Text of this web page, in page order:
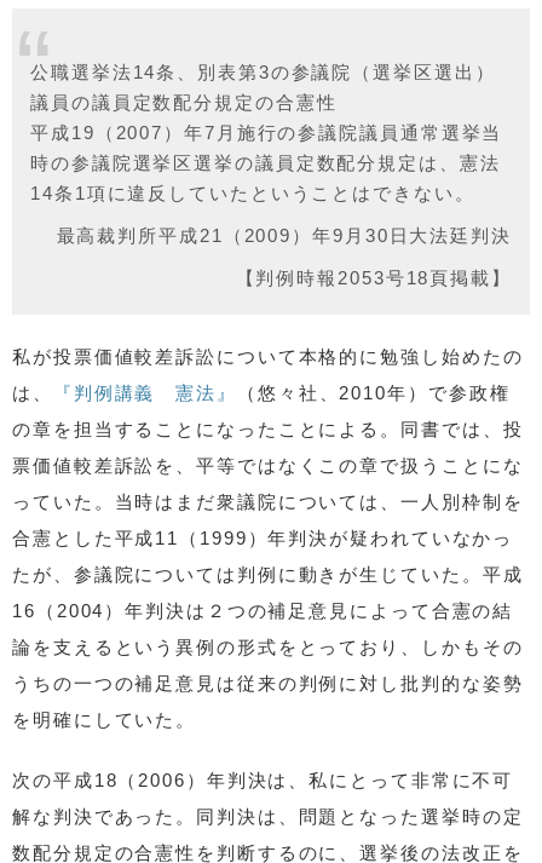
公職選挙法14条、別表第3の参議院（選挙区選出）
議員の議員定数配分規定の合憲性
平成19（2007）年7月施行の参議院議員通常選挙当
時の参議院選挙区選挙の議員定数配分規定は、憲法
14条1項に違反していたということはできない。
最高裁判所平成21（2009）年9月30日大法廷判決
【判例時報2053号18頁掲載】
私が投票価値較差訴訟について本格的に勉強し始めたの
は、
『判例講義 憲法』
（悠々社、2010年）で参政権
の章を担当することになったことによる。同書では、投
票価値較差訴訟を、平等ではなくこの章で扱うことにな
っていた。当時はまだ衆議院については、一人別枠制を
合憲とした平成11（1999）年判決が疑われていなかっ
たが、参議院については判例に動きが生じていた。平成
16（2004）年判決は２つの補足意見によって合憲の結
論を支えるという異例の形式をとっており、しかもその
うちの一つの補足意見は従来の判例に対し批判的な姿勢
を明確にしていた。
次の平成18（2006）年判決は、私にとって非常に不可
解な判決であった。同判決は、問題となった選挙時の定
数配分規定の合憲性を判断するのに、選挙後の法改正を